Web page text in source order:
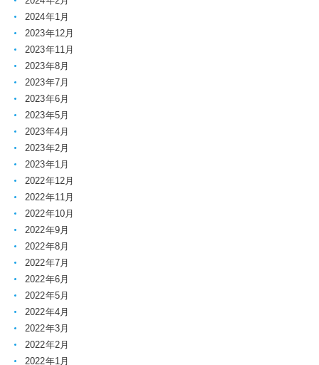
2024年1月
2023年12月
2023年11月
2023年8月
2023年7月
2023年6月
2023年5月
2023年4月
2023年2月
2023年1月
2022年12月
2022年11月
2022年10月
2022年9月
2022年8月
2022年7月
2022年6月
2022年5月
2022年4月
2022年3月
2022年2月
2022年1月